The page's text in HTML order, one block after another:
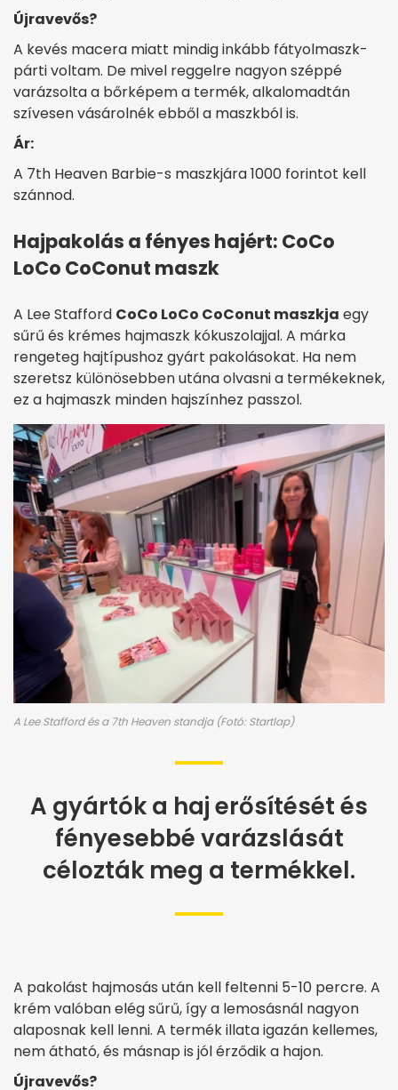
Újravevős?
A kevés macera miatt mindig inkább fátyolmaszk-
párti voltam. De mivel reggelre nagyon széppé
varázsolta a bőrképem a termék, alkalomadtán
szívesen vásárolnék ebből a maszkból is.
Ár:
A 7th Heaven Barbie-s maszkjára 1000 forintot kell
szánnod.
Hajpakolás a fényes hajért: CoCo
LoCo CoConut maszk
A Lee Stafford CoCo LoCo CoConut maszkja egy
sűrű és krémes hajmaszk kókuszolajjal. A márka
rengeteg hajtípushoz gyárt pakolásokat. Ha nem
szeretsz különösebben utána olvasni a termékeknek,
ez a hajmaszk minden hajszínhez passzol.
A Lee Stafford és a 7th Heaven standja (Fotó: Startlap)
A gyártók a haj erősítését és
fényesebbé varázslását
célozták meg a termékkel.
A pakolást hajmosás után kell feltenni 5-10 percre. A
krém valóban elég sűrű, így a lemosásnál nagyon
alaposnak kell lenni. A termék illata igazán kellemes,
nem átható, és másnap is jól érződik a hajon.
Újravevős?